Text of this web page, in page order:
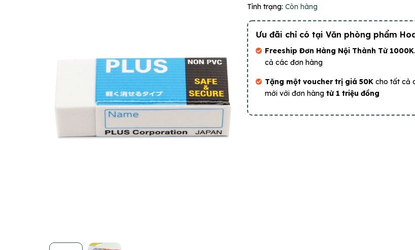
Tình trạng: Còn hàng
Ưu đãi chỉ có tại Văn phòng phẩm
Freeship Đơn Hàng Nội Thành Từ 1000K
cả các đơn hàng
Tặng một voucher trị giá 50K cho tất cả
mới với đơn hàng từ 1 triệu đồng